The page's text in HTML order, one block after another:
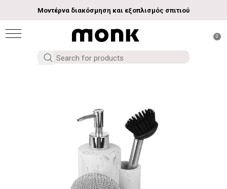
Μοντέρνα διακόσμηση και εξοπλισμός σπιτιού
0